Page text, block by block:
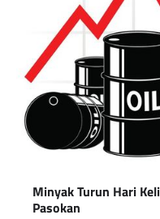
Minyak Turun Hari
Pasokan